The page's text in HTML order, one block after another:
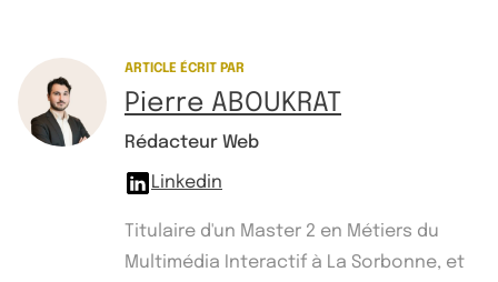
ARTICLE ÉCRIT PAR
Pierre ABOUKRAT
Rédacteur Web
Linkedin
Titulaire d'un Master 2 en Métiers du
Multimédia Interactif à La Sorbonne, et